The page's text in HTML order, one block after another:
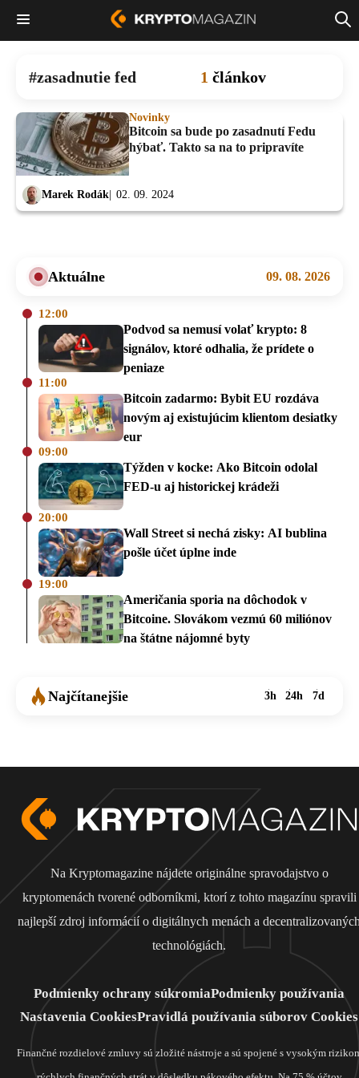
zasadnutie fed 1 článkov
Novinky
Bitcoin sa bude po zasadnutí Fedu
hýbať. Takto sa na to pripravíte
Marek Rodák 02. 09. 2024
Aktuálne 09. 08. 2026
12:00
Podvod sa nemusí volať krypto: 8
signálov, ktoré odhalia, že prídete o
peniaze
11:00
Bitcoin zadarmo: Bybit EU rozdáva
novým aj existujúcim klientom desiatky
eur
09:00
Týžden v kocke: Ako Bitcoin odolal
FED-u aj historickej krádeži
20:00
Wall Street si nechá zisky: AI bublina
pošle účet úplne inde
19:00
Američania sporia na dôchodok v
Bitcoine. Slovákom vezmú 60 miliónov
na štátne nájomné byty
Najčítanejšie 3h 24h 7d
Na Kryptomagazine nájdete originálne spravodajstvo o
kryptomenách tvorené odborníkmi, ktorí z tohto magazínu spravili
najlepší zdroj informácií o digitálnych menách a
technológiách.
Podmienky ochrany súkromiaPodmienky používania
Nastavenia CookiesPravidlá používania súborov Cookies
Finančné rozdielové zmluvy sú zložité nástroje a sú spojené s vysokým